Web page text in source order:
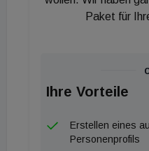
gerufene Konferenz ist
Vertreter aus
Themen Herstellung
nachwachsende
Paket für
Ihre Vorteile
Erstellen eines
Personenprofils